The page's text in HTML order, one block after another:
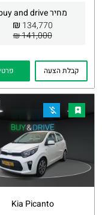
מחיר buy and drive
134,770
₪
141,000 ₪
קבלת הצעה
Kia Picanto